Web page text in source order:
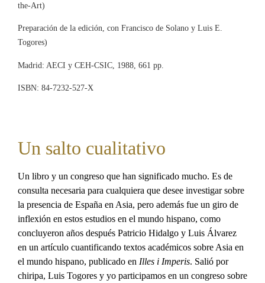
the-Art)
Preparación de la edición, con Francisco de Solano y Luis E.
Togores)
Madrid: AECI y CEH-CSIC, 1988, 661 pp.
ISBN: 84-7232-527-X
Un salto cualitativo
Un libro y un congreso que han significado mucho. Es de
consulta necesaria para cualquiera que desee investigar sobre
la presencia de España en Asia, pero además fue un giro de
inflexión en estos estudios en el mundo hispano, como
concluyeron años después Patricio Hidalgo y Luis Álvarez
en un artículo cuantificando textos académicos sobre Asia en
el mundo hispano, publicado en Illes i Imperis. Salió por
chiripa, Luis Togores y yo participamos en un congreso sobre